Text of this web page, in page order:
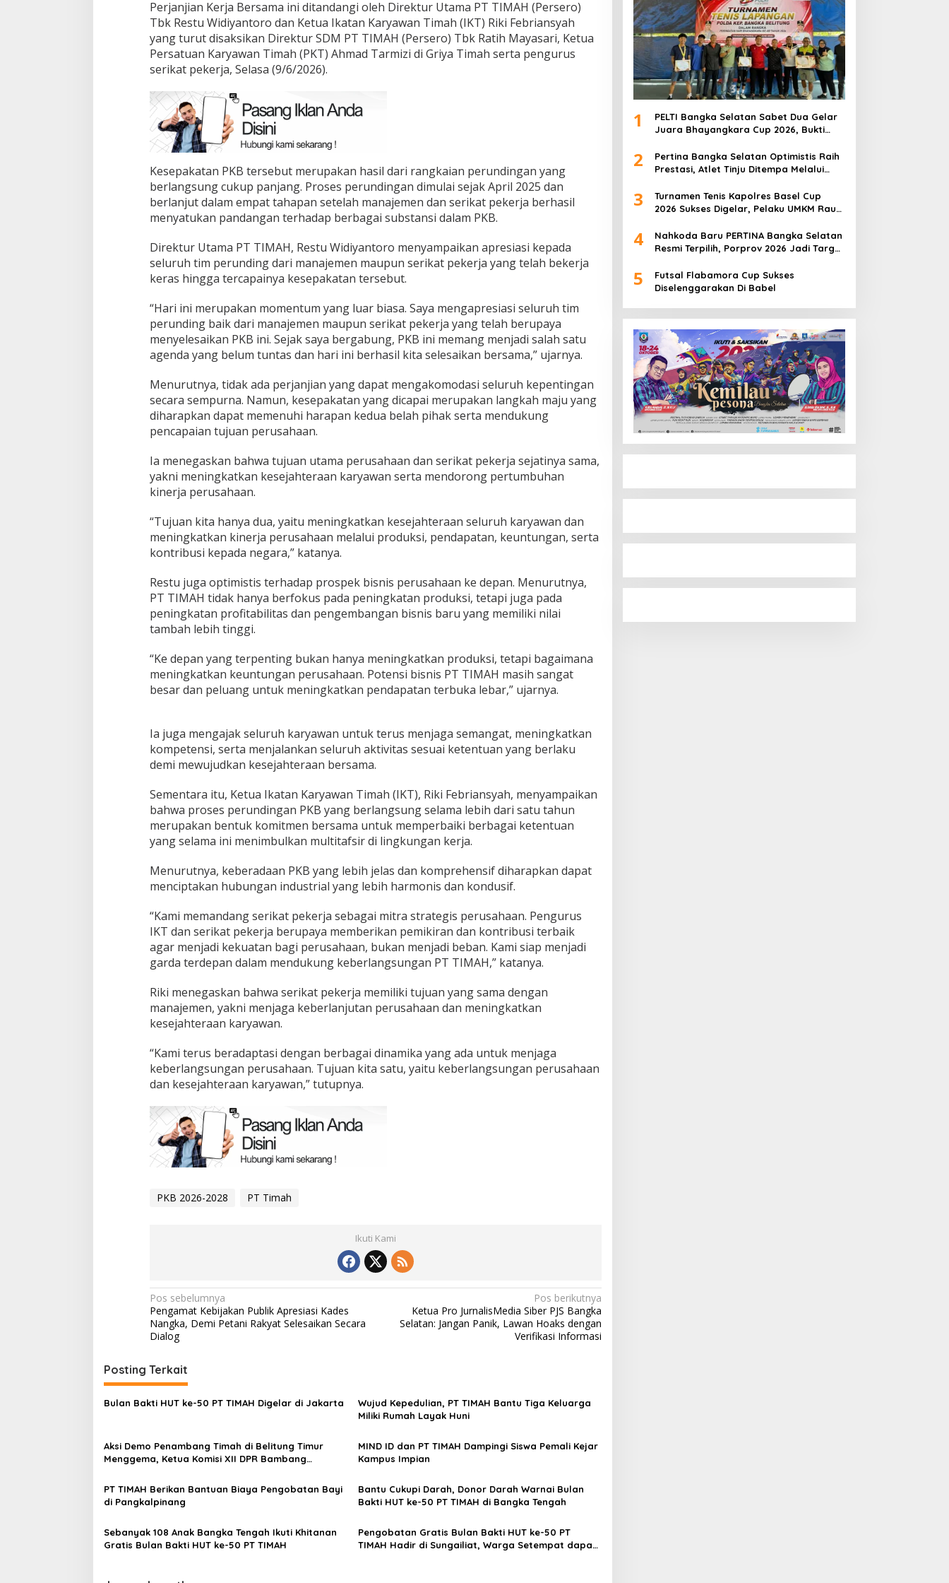
Perjanjian Kerja Bersama ini ditandangi oleh Direktur Utama PT TIMAH (Persero)
Tbk Restu Widiyantoro dan Ketua Ikatan Karyawan Timah (IKT) Riki Febriansyah
yang turut disaksikan Direktur SDM PT TIMAH (Persero) Tbk Ratih Mayasari, Ketua
Persatuan Karyawan Timah (PKT) Ahmad Tarmizi di Griya Timah serta pengurus
serikat pekerja, Selasa (9/6/2026).
Kesepakatan PKB tersebut merupakan hasil dari rangkaian perundingan yang
berlangsung cukup panjang. Proses perundingan dimulai sejak April 2025 dan
berlanjut dalam empat tahapan setelah manajemen dan serikat pekerja berhasil
menyatukan pandangan terhadap berbagai substansi dalam PKB.
Direktur Utama PT TIMAH, Restu Widiyantoro menyampaikan apresiasi kepada
seluruh tim perunding dari manajemen maupun serikat pekerja yang telah bekerja
keras hingga tercapainya kesepakatan tersebut.
“Hari ini merupakan momentum yang luar biasa. Saya mengapresiasi seluruh tim
perunding baik dari manajemen maupun serikat pekerja yang telah berupaya
menyelesaikan PKB ini. Sejak saya bergabung, PKB ini memang menjadi salah satu
agenda yang belum tuntas dan hari ini berhasil kita selesaikan bersama,” ujarnya.
Menurutnya, tidak ada perjanjian yang dapat mengakomodasi seluruh kepentingan
secara sempurna. Namun, kesepakatan yang dicapai merupakan langkah maju yang
diharapkan dapat memenuhi harapan kedua belah pihak serta mendukung
pencapaian tujuan perusahaan.
Ia menegaskan bahwa tujuan utama perusahaan dan serikat pekerja sejatinya sama,
yakni meningkatkan kesejahteraan karyawan serta mendorong pertumbuhan
kinerja perusahaan.
“Tujuan kita hanya dua, yaitu meningkatkan kesejahteraan seluruh karyawan dan
meningkatkan kinerja perusahaan melalui produksi, pendapatan, keuntungan, serta
kontribusi kepada negara,” katanya.
Restu juga optimistis terhadap prospek bisnis perusahaan ke depan. Menurutnya,
PT TIMAH tidak hanya berfokus pada peningkatan produksi, tetapi juga pada
peningkatan profitabilitas dan pengembangan bisnis baru yang memiliki nilai
tambah lebih tinggi.
“Ke depan yang terpenting bukan hanya meningkatkan produksi, tetapi bagaimana
meningkatkan keuntungan perusahaan. Potensi bisnis PT TIMAH masih sangat
besar dan peluang untuk meningkatkan pendapatan terbuka lebar,” ujarnya.
Ia juga mengajak seluruh karyawan untuk terus menjaga semangat, meningkatkan
kompetensi, serta menjalankan seluruh aktivitas sesuai ketentuan yang berlaku
demi mewujudkan kesejahteraan bersama.
Sementara itu, Ketua Ikatan Karyawan Timah (IKT), Riki Febriansyah, menyampaikan
bahwa proses perundingan PKB yang berlangsung selama lebih dari satu tahun
merupakan bentuk komitmen bersama untuk memperbaiki berbagai ketentuan
yang selama ini menimbulkan multitafsir di lingkungan kerja.
Menurutnya, keberadaan PKB yang lebih jelas dan komprehensif diharapkan dapat
menciptakan hubungan industrial yang lebih harmonis dan kondusif.
“Kami memandang serikat pekerja sebagai mitra strategis perusahaan. Pengurus
IKT dan serikat pekerja berupaya memberikan pemikiran dan kontribusi terbaik
agar menjadi kekuatan bagi perusahaan, bukan menjadi beban. Kami siap menjadi
garda terdepan dalam mendukung keberlangsungan PT TIMAH,” katanya.
Riki menegaskan bahwa serikat pekerja memiliki tujuan yang sama dengan
manajemen, yakni menjaga keberlanjutan perusahaan dan meningkatkan
kesejahteraan karyawan.
“Kami terus beradaptasi dengan berbagai dinamika yang ada untuk menjaga
keberlangsungan perusahaan. Tujuan kita satu, yaitu keberlangsungan perusahaan
dan kesejahteraan karyawan,” tutupnya.
PKB 2026-2028 PT Timah
Ikuti Kami
Navigasi
pos
Pos sebelumnya
Pengamat Kebijakan Publik Apresiasi Kades
Nangka, Demi Petani Rakyat Selesaikan Secara
Dialog
Pos berikutnya
Ketua Pro JurnalisMedia Siber PJS Bangka
Selatan: Jangan Panik, Lawan Hoaks dengan
Verifikasi Informasi
Posting Terkait
Bulan Bakti HUT ke-50 PT TIMAH Digelar di Jakarta
Wujud Kepedulian, PT TIMAH Bantu Tiga Keluarga
Miliki Rumah Layak Huni
Aksi Demo Penambang Timah di Belitung Timur
Menggema, Ketua Komisi XII DPR Bambang
MIND ID dan PT TIMAH Dampingi Siswa Pemali Kejar
Kampus Impian
PT TIMAH Berikan Bantuan Biaya Pengobatan Bayi
di Pangkalpinang
Bantu Cukupi Darah, Donor Darah Warnai Bulan
Bakti HUT ke-50 PT TIMAH di Bangka Tengah
Sebanyak 108 Anak Bangka Tengah Ikuti Khitanan
Gratis Bulan Bakti HUT ke-50 PT TIMAH
Pengobatan Gratis Bulan Bakti HUT ke-50 PT
TIMAH Hadir di Sungailiat, Warga Setempat dapat
1
PELTI Bangka Selatan Sabet Dua Gelar
Juara Bhayangkara Cup 2026, Bukti
2
Pertina Bangka Selatan Optimistis Raih
Prestasi, Atlet Tinju Ditempa Melalui
3
Turnamen Tenis Kapolres Basel Cup
2026 Sukses Digelar, Pelaku UMKM Raup
4
Nahkoda Baru PERTINA Bangka Selatan
Resmi Terpilih, Porprov 2026 Jadi Target
5
Futsal Flabamora Cup Sukses
Diselenggarakan Di Babel